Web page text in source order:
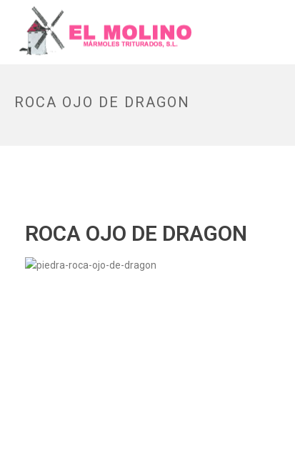
ROCA OJO DE DRAGON
ROCA OJO DE DRAGON